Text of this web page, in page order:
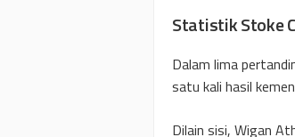
Statistik Stoke
Dalam lima
satu kali hasil
Dilain sisi, Wigan